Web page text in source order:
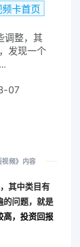
卡首页
调整，其
发现一个
07
频》内容
其中类目有
的问题，就是
高，投资回报